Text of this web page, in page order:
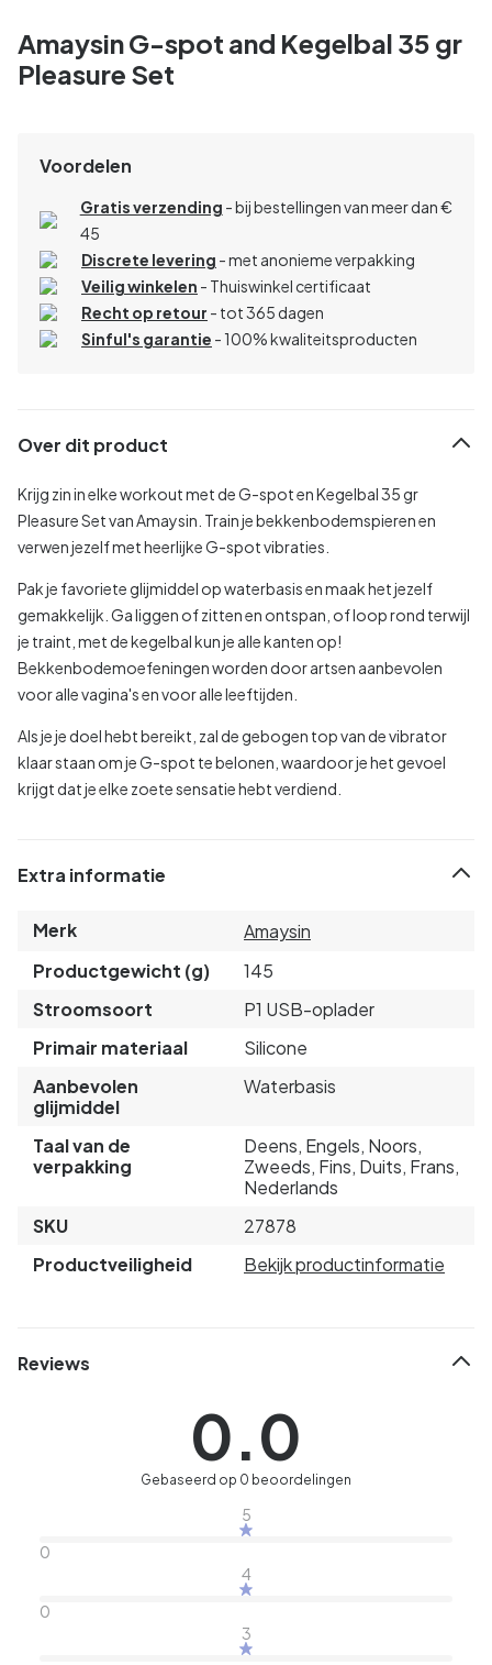
Amaysin G-spot and Kegelbal 35 gr
Pleasure Set
Voordelen
Gratis verzending - bij bestellingen van meer dan €
45
Discrete levering - met anonieme verpakking
Veilig winkelen - Thuiswinkel certificaat
Recht op retour - tot 365 dagen
Sinful's garantie - 100% kwaliteitsproducten
Over dit product
Krijg zin in elke workout met de G-spot en Kegelbal 35 gr
Pleasure Set van Amaysin. Train je bekkenbodemspieren en
verwen jezelf met heerlijke G-spot vibraties.
Pak je favoriete glijmiddel op waterbasis en maak het jezelf
gemakkelijk. Ga liggen of zitten en ontspan, of loop rond terwijl
je traint, met de kegelbal kun je alle kanten op!
Bekkenbodemoefeningen worden door artsen aanbevolen
voor alle vagina's en voor alle leeftijden.
Als je je doel hebt bereikt, zal de gebogen top van de vibrator
klaar staan om je G-spot te belonen, waardoor je het gevoel
krijgt dat je elke zoete sensatie hebt verdiend.
Extra informatie
Merk
Amaysin
Productgewicht (g)
145
Stroomsoort
P1 USB-oplader
Primair materiaal
Silicone
Aanbevolen
glijmiddel
Waterbasis
Taal van de
verpakking
Deens, Engels, Noors,
Zweeds, Fins, Duits, Frans,
Nederlands
SKU
27878
Productveiligheid
Bekijk productinformatie
Reviews
0.0
Gebaseerd op 0 beoordelingen
5
0
4
0
3